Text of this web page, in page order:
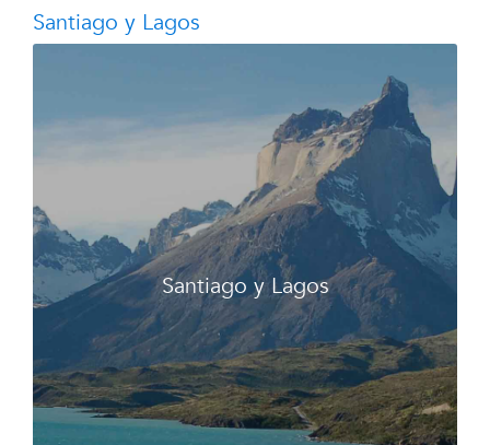
Santiago y Lagos
Santiago y Lagos